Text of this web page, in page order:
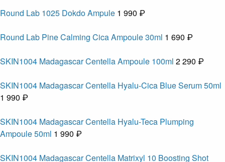
Round Lab 1025 Dokdo Ampule 1 990 ₽
Round Lab Pine Calming Cica Ampoule 30ml 1 690 ₽
SKIN1004 Madagascar Centella Ampoule 100ml 2 290 ₽
SKIN1004 Madagascar Centella Hyalu-Cica Blue Serum 50ml
1 990 ₽
SKIN1004 Madagascar Centella Hyalu-Teca Plumping
Ampoule 50ml 1 990 ₽
SKIN1004 Madagascar Centella Matrixyl 10 Boosting Shot